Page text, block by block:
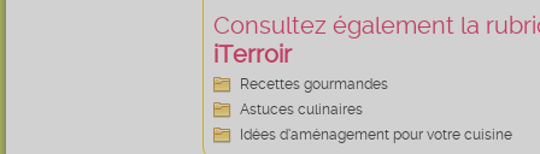
Consultez également la
iTerroir
Recettes gourmandes
Astuces culinaires
Idées d’aménagement pour votre cuisine